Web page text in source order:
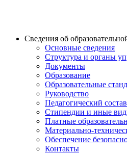
Сведения об
Основные сведения
Структура и органы
Документы
Образование
Образовательные
Руководство
Педагогический состав
Стипендии и иные
Платные
Материально-
Обеспечение
Контакты